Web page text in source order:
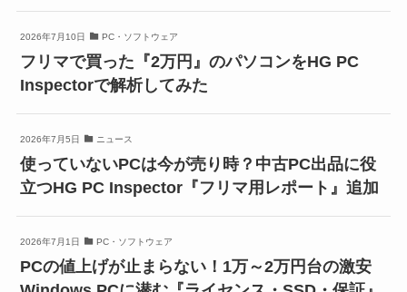
2026年7月10日 PC・ソフトウェア
フリマで買った『2万円』のパソコンをHG PC
Inspectorで解析してみた
2026年7月5日 ニュース
使っていないPCは今が売り時？中古PC出品に役
立つHG PC Inspector『フリマ用レポート』追加
2026年7月1日 PC・ソフトウェア
PCの値上げが止まらない！1万～2万円台の激安